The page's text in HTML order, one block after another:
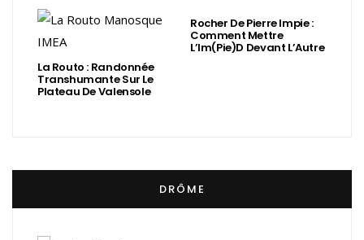
La Routo : Randonnée
Transhumante Sur Le
Plateau De Valensole
Rocher De Pierre Impie :
Comment Mettre
L’Im(Pie)d Devant L’Autre
DRÔME